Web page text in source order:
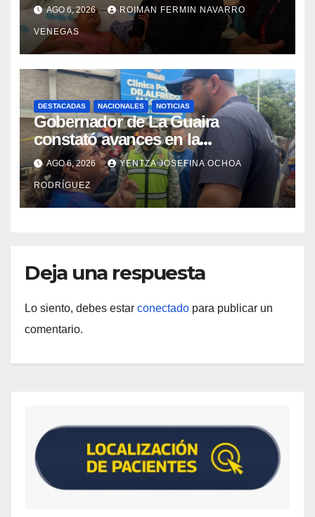
campamentos de La Guaira
AGO 6, 2026 ROIMAN FERMIN NAVARRO
VENEGAS
DESTACADAS NACIONALES NOTICIAS
Gobernador de La Guaira
constató avances en la
rehabilitación del Hospitalito de
Catia la Mar
AGO 6, 2026 YENTZA JOSEFINA OCHOA
RODRÍGUEZ
Deja una respuesta
Lo siento, debes estar conectado para publicar un
comentario.